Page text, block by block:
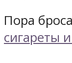
Пора
сигареты